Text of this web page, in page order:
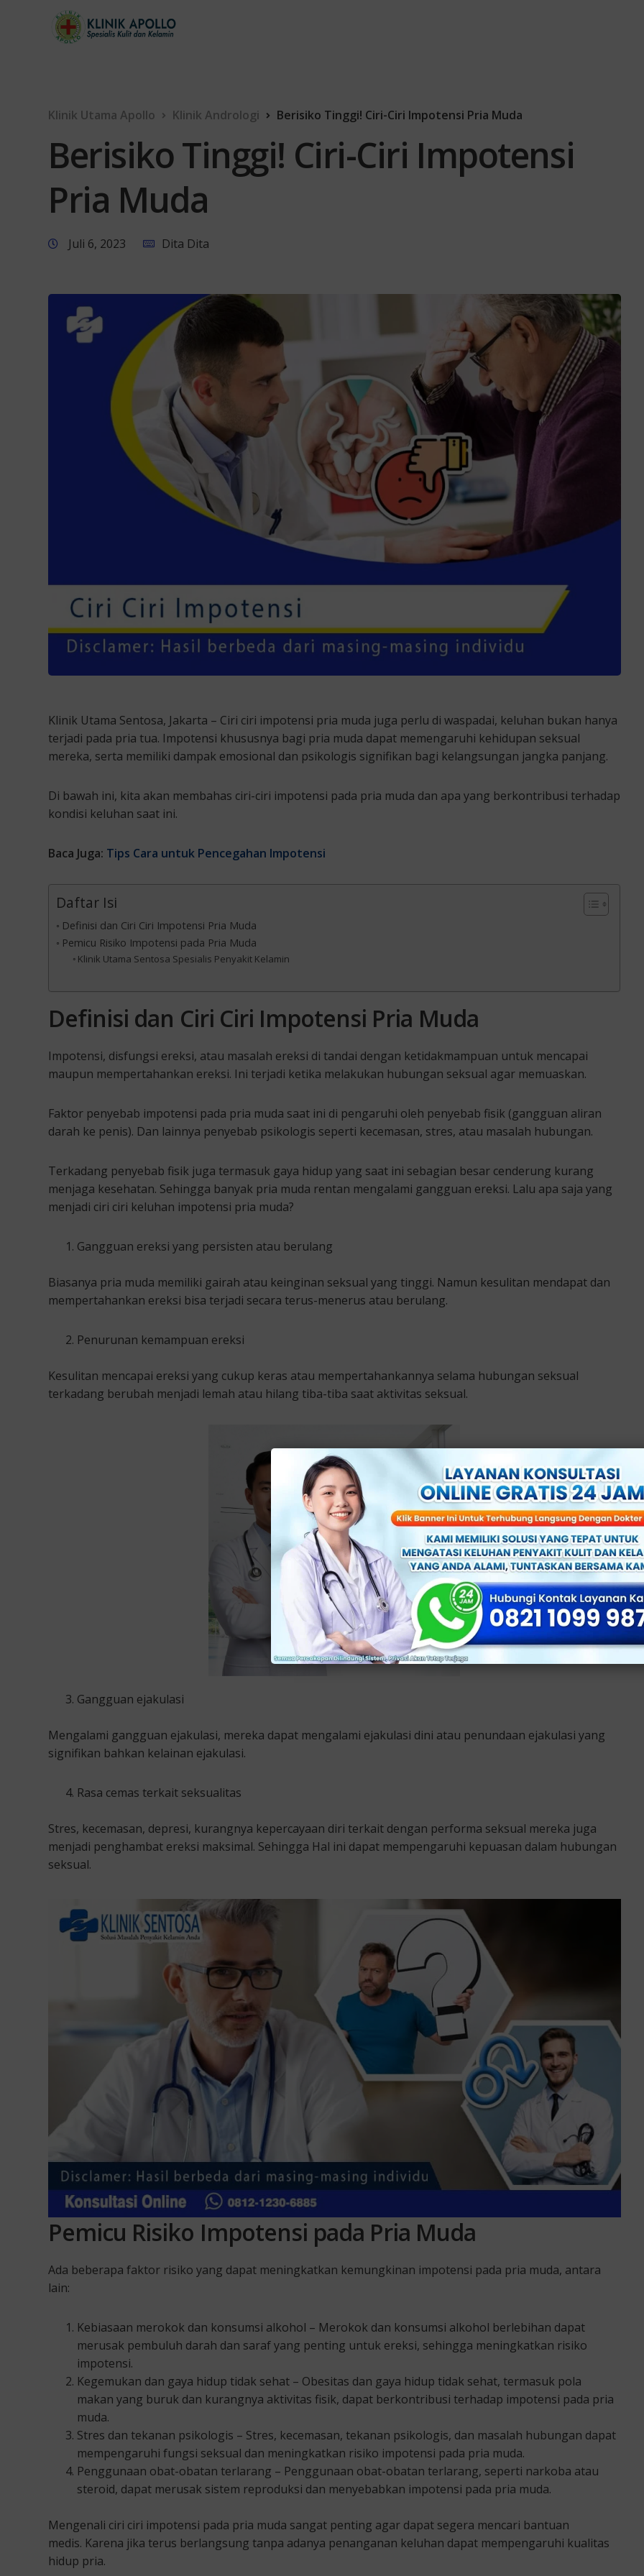
Klinik Utama Apollo Klinik Andrologi Berisiko Tinggi! Ciri-Ciri Impotensi Pria Muda
Berisiko Tinggi! Ciri-Ciri Impotensi
Pria Muda
Juli 6, 2023 Dita Dita
Klinik Utama Sentosa, Jakarta – Ciri ciri impotensi pria muda juga perlu di waspadai, keluhan bukan hanya
terjadi pada pria tua. Impotensi khususnya bagi pria muda dapat memengaruhi kehidupan seksual
mereka, serta memiliki dampak emosional dan psikologis signifikan bagi kelangsungan jangka panjang.
Di bawah ini, kita akan membahas ciri-ciri impotensi pada pria muda dan apa yang berkontribusi terhadap
kondisi keluhan saat ini.
Baca Juga: Tips Cara untuk Pencegahan Impotensi
Daftar Isi
Definisi dan Ciri Ciri Impotensi Pria Muda
Pemicu Risiko Impotensi pada Pria Muda
Klinik Utama Sentosa Spesialis Penyakit Kelamin
Definisi dan Ciri Ciri Impotensi Pria Muda
Impotensi, disfungsi ereksi, atau masalah ereksi di tandai dengan ketidakmampuan untuk mencapai
maupun mempertahankan ereksi. Ini terjadi ketika melakukan hubungan seksual agar memuaskan.
Faktor penyebab impotensi pada pria muda saat ini di pengaruhi oleh penyebab fisik (gangguan aliran
darah ke penis). Dan lainnya penyebab psikologis seperti kecemasan, stres, atau masalah hubungan.
Terkadang penyebab fisik juga termasuk gaya hidup yang saat ini sebagian besar cenderung kurang
menjaga kesehatan. Sehingga banyak pria muda rentan mengalami gangguan ereksi. Lalu apa saja yang
menjadi ciri ciri keluhan impotensi pria muda?
Gangguan ereksi yang persisten atau berulang
Biasanya pria muda memiliki gairah atau keinginan seksual yang tinggi. Namun kesulitan mendapat dan
mempertahankan ereksi bisa terjadi secara terus-menerus atau berulang.
Penurunan kemampuan ereksi
Kesulitan mencapai ereksi yang cukup keras atau mempertahankannya selama hubungan seksual
terkadang berubah menjadi lemah atau hilang tiba-tiba saat aktivitas seksual.
Gangguan ejakulasi
Mengalami gangguan ejakulasi, mereka dapat mengalami ejakulasi dini atau penundaan ejakulasi yang
signifikan bahkan kelainan ejakulasi.
Rasa cemas terkait seksualitas
Stres, kecemasan, depresi, kurangnya kepercayaan diri terkait dengan performa seksual mereka juga
menjadi penghambat ereksi maksimal. Sehingga Hal ini dapat mempengaruhi kepuasan dalam hubungan
seksual.
Pemicu Risiko Impotensi pada Pria Muda
Ada beberapa faktor risiko yang dapat meningkatkan kemungkinan impotensi pada pria muda, antara
lain:
Kebiasaan merokok dan konsumsi alkohol – Merokok dan konsumsi alkohol berlebihan dapat
merusak pembuluh darah dan saraf yang penting untuk ereksi, sehingga meningkatkan risiko
impotensi.
Kegemukan dan gaya hidup tidak sehat – Obesitas dan gaya hidup tidak sehat, termasuk pola
makan yang buruk dan kurangnya aktivitas fisik, dapat berkontribusi terhadap impotensi pada pria
muda.
Stres dan tekanan psikologis – Stres, kecemasan, tekanan psikologis, dan masalah hubungan dapat
mempengaruhi fungsi seksual dan meningkatkan risiko impotensi pada pria muda.
Penggunaan obat-obatan terlarang – Penggunaan obat-obatan terlarang, seperti narkoba atau
steroid, dapat merusak sistem reproduksi dan menyebabkan impotensi pada pria muda.
Mengenali ciri ciri impotensi pada pria muda sangat penting agar dapat segera mencari bantuan
medis. Karena jika terus berlangsung tanpa adanya penanganan keluhan dapat mempengaruhi kualitas
hidup pria.